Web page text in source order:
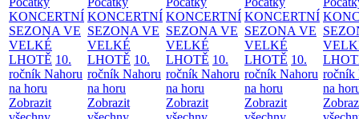
KONCERTNÍ
SEZONA VE
VELKÉ
LHOTĚ 10.
ročník Nahoru
na horu
Zobrazit
KONCERTNÍ
SEZONA VE
VELKÉ
LHOTĚ 10.
ročník Nahoru
na horu
Zobrazit
KONCERTNÍ
SEZONA VE
VELKÉ
LHOTĚ 10.
ročník Nahoru
na horu
Zobrazit
KONCERTNÍ
SEZONA VE
VELKÉ
LHOTĚ 10.
ročník Nahoru
na horu
Zobrazit
ročník
na